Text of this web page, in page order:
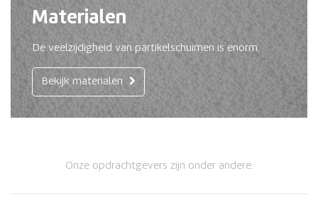
Materialen
De veelzijdigheid van partikelschuimen is enorm.
Bekijk materialen
Onze opdrachtgevers zijn onder andere: